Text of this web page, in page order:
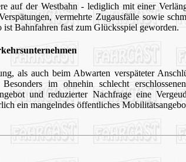
auf der Westbahn - lediglich mit einer
vermehrte Zugausfälle sowie
ist Bahnfahren fast zum Glücksspiel geworden.
als auch beim Abwarten verspäteter
im ohnehin schlecht
und reduzierter Nachfrage eine
ein mangelndes öffentliches